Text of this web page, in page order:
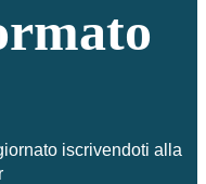
iscrivendoti alla